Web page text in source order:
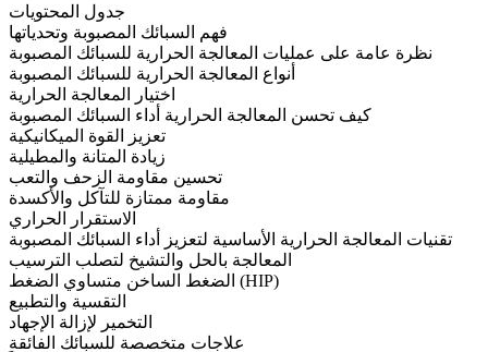
جدول المحتويات
فهم السبائك المصبوبة وتحدياتها
نظرة عامة على عمليات المعالجة الحرارية للسبائك المصبوبة
أنواع المعالجة الحرارية للسبائك المصبوبة
اختيار المعالجة الحرارية
كيف تحسن المعالجة الحرارية أداء السبائك المصبوبة
تعزيز القوة الميكانيكية
زيادة المتانة والمطيلية
تحسين مقاومة الزحف والتعب
مقاومة ممتازة للتآكل والأكسدة
الاستقرار الحراري
تقنيات المعالجة الحرارية الأساسية لتعزيز أداء السبائك المصبوبة
المعالجة بالحل والتشيخ لتصلب الترسيب
الضغط الساخن متساوي الضغط (HIP)
التقسية والتطبيع
التخمير لإزالة الإجهاد
علاجات متخصصة للسبائك الفائقة